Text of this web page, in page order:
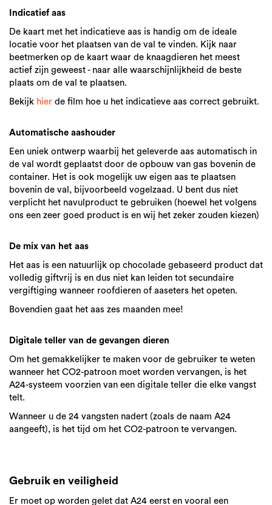
Indicatief aas
De kaart met het indicatieve aas is handig om de ideale
locatie voor het plaatsen van de val te vinden. Kijk naar
beetmerken op de kaart waar de knaagdieren het meest
actief zijn geweest - naar alle waarschijnlijkheid de beste
plaats om de val te plaatsen.
Bekijk hier de film hoe u het indicatieve aas correct gebruikt.
Automatische aashouder
Een uniek ontwerp waarbij het geleverde aas automatisch in
de val wordt geplaatst door de opbouw van gas bovenin de
container. Het is ook mogelijk uw eigen aas te plaatsen
bovenin de val, bijvoorbeeld vogelzaad. U bent dus niet
verplicht het navulproduct te gebruiken (hoewel het volgens
ons een zeer goed product is en wij het zeker zouden kiezen)
De mix van het aas
Het aas is een natuurlijk op chocolade gebaseerd product dat
volledig giftvrij is en dus niet kan leiden tot secundaire
vergiftiging wanneer roofdieren of aaseters het opeten.
Bovendien gaat het aas zes maanden mee!
Digitale teller van de gevangen dieren
Om het gemakkelijker te maken voor de gebruiker te weten
wanneer het CO2-patroon moet worden vervangen, is het
A24-systeem voorzien van een digitale teller die elke vangst
telt.
Wanneer u de 24 vangsten nadert (zoals de naam A24
aangeeft), is het tijd om het CO2-patroon te vervangen.
Gebruik en veiligheid
Er moet op worden gelet dat A24 eerst en vooral een